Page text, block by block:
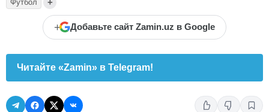
Футбол +
+ Добавьте сайт Zamin.uz в Google
Читайте «Zamin» в Telegram!